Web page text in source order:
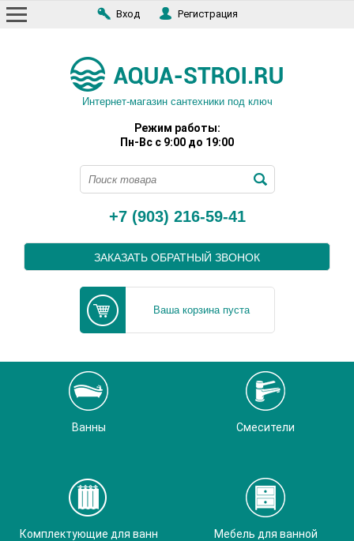
Вход Регистрация
Интернет-магазин сантехники под ключ
Режим работы:
Пн-Вс с 9:00 до 19:00
+7 (903) 216-59-41
ЗАКАЗАТЬ ОБРАТНЫЙ ЗВОНОК
Ваша корзина пуста
Ванны Смесители
Комплектующие для ванн Мебель для ванной